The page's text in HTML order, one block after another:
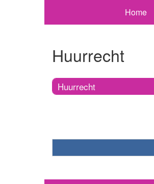
Home
Huurrecht
Huurrecht